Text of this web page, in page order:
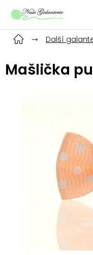
Další
Mašlička